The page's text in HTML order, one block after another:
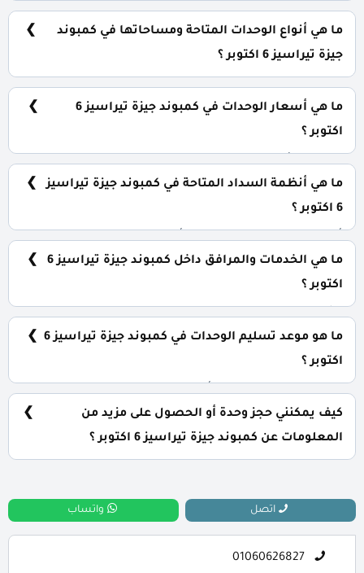
الشرقية بجوار هضبة بالم هيلز وبالقرب من مشروع نيو جيزة.
ما هي أنواع الوحدات المتاحة ومساحاتها في كمبوند
جيزة تيراسيز 6 اكتوبر ؟
بمساحات متفاوتة سوف يتم طرحها للعلن في القريب
العاجل.
ما هي أسعار الوحدات في كمبوند جيزة تيراسيز 6
اكتوبر ؟
الإمكانيات لأجل كافة الوحدات سوف يتم طرحها للعلن في
القريب العاجل.
ما هي أنظمة السداد المتاحة في كمبوند جيزة تيراسيز
6 اكتوبر ؟
المتبقي بنسب متساوية سوف يتم طرحها للعلن بالقريب
العاجل.
ما هي الخدمات والمرافق داخل كمبوند جيزة تيراسيز 6
اكتوبر ؟
نادي اجتماعي، مناطق ترفيهية للأطفال، حمامات سباحة،
ومناطق تجارية.
ما هو موعد تسليم الوحدات في كمبوند جيزة تيراسيز 6
اكتوبر ؟
إمكانية التسليم نصف تشطيب أو تشطيب كامل حسب رغبة
العميل.
كيف يمكنني حجز وحدة أو الحصول على مزيد من
المعلومات عن كمبوند جيزة تيراسيز 6 اكتوبر ؟
اتصل واتساب
01060626827